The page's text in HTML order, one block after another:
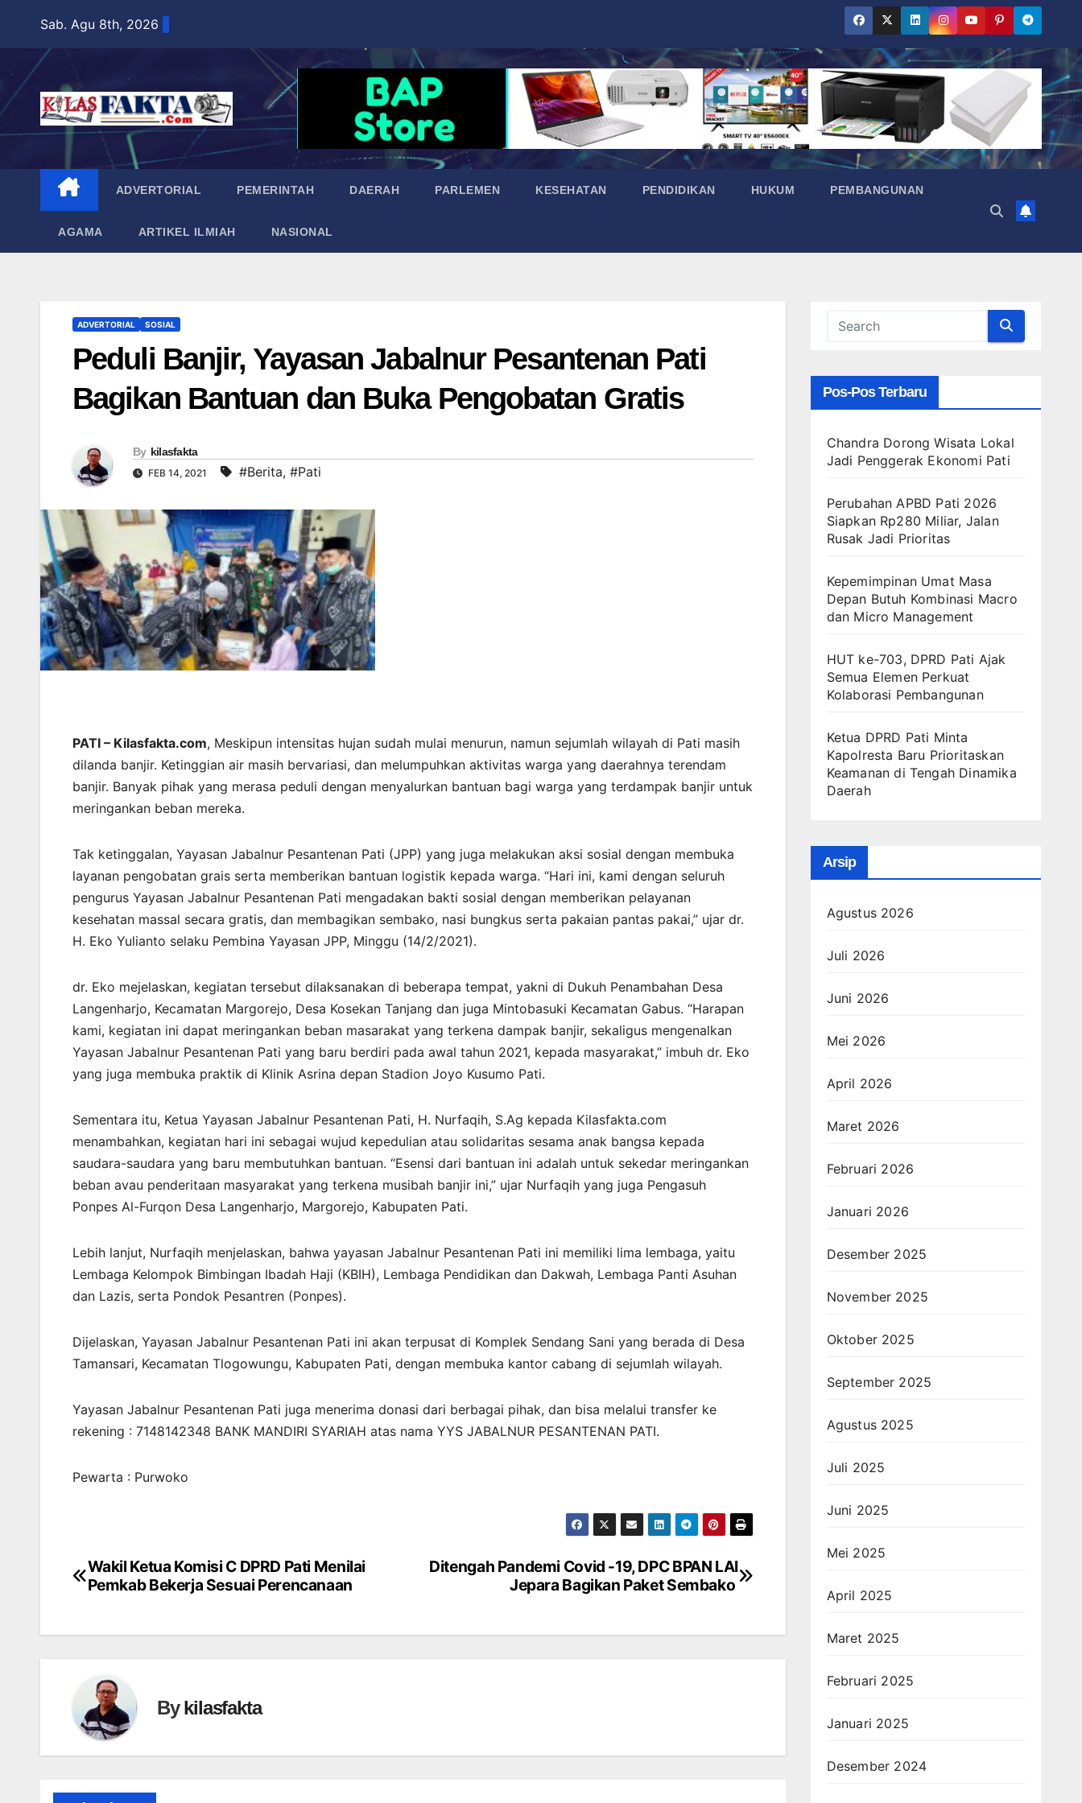
content
Sab. Agu 8th, 2026
ADVERTORIAL PEMERINTAH DAERAH PARLEMEN KESEHATAN PENDIDIKAN HUKUM PEMBANGUNAN
AGAMA ARTIKEL ILMIAH NASIONAL
ADVERTORIAL SOSIAL
Peduli Banjir, Yayasan Jabalnur Pesantenan Pati
Bagikan Bantuan dan Buka Pengobatan Gratis
By kilasfakta
FEB 14, 2021 #Berita, #Pati
PATI – Kilasfakta.com, Meskipun intensitas hujan sudah mulai menurun, namun sejumlah wilayah di Pati masih
dilanda banjir. Ketinggian air masih bervariasi, dan melumpuhkan aktivitas warga yang daerahnya terendam
banjir. Banyak pihak yang merasa peduli dengan menyalurkan bantuan bagi warga yang terdampak banjir untuk
meringankan beban mereka.
Tak ketinggalan, Yayasan Jabalnur Pesantenan Pati (JPP) yang juga melakukan aksi sosial dengan membuka
layanan pengobatan grais serta memberikan bantuan logistik kepada warga. “Hari ini, kami dengan seluruh
pengurus Yayasan Jabalnur Pesantenan Pati mengadakan bakti sosial dengan memberikan pelayanan
kesehatan massal secara gratis, dan membagikan sembako, nasi bungkus serta pakaian pantas pakai,” ujar dr.
H. Eko Yulianto selaku Pembina Yayasan JPP, Minggu (14/2/2021).
dr. Eko mejelaskan, kegiatan tersebut dilaksanakan di beberapa tempat, yakni di Dukuh Penambahan Desa
Langenharjo, Kecamatan Margorejo, Desa Kosekan Tanjang dan juga Mintobasuki Kecamatan Gabus. “Harapan
kami, kegiatan ini dapat meringankan beban masarakat yang terkena dampak banjir, sekaligus mengenalkan
Yayasan Jabalnur Pesantenan Pati yang baru berdiri pada awal tahun 2021, kepada masyarakat,” imbuh dr. Eko
yang juga membuka praktik di Klinik Asrina depan Stadion Joyo Kusumo Pati.
Sementara itu, Ketua Yayasan Jabalnur Pesantenan Pati, H. Nurfaqih, S.Ag kepada Kilasfakta.com
menambahkan, kegiatan hari ini sebagai wujud kepedulian atau solidaritas sesama anak bangsa kepada
saudara-saudara yang baru membutuhkan bantuan. “Esensi dari bantuan ini adalah untuk sekedar meringankan
beban avau penderitaan masyarakat yang terkena musibah banjir ini,” ujar Nurfaqih yang juga Pengasuh
Ponpes Al-Furqon Desa Langenharjo, Margorejo, Kabupaten Pati.
Lebih lanjut, Nurfaqih menjelaskan, bahwa yayasan Jabalnur Pesantenan Pati ini memiliki lima lembaga, yaitu
Lembaga Kelompok Bimbingan Ibadah Haji (KBIH), Lembaga Pendidikan dan Dakwah, Lembaga Panti Asuhan
dan Lazis, serta Pondok Pesantren (Ponpes).
Dijelaskan, Yayasan Jabalnur Pesantenan Pati ini akan terpusat di Komplek Sendang Sani yang berada di Desa
Tamansari, Kecamatan Tlogowungu, Kabupaten Pati, dengan membuka kantor cabang di sejumlah wilayah.
Yayasan Jabalnur Pesantenan Pati juga menerima donasi dari berbagai pihak, dan bisa melalui transfer ke
rekening : 7148142348 BANK MANDIRI SYARIAH atas nama YYS JABALNUR PESANTENAN PATI.
Pewarta : Purwoko
Navigasi
Ditengah Pandemi Covid -19, DPC BPAN LAI
Jepara Bagikan Paket Sembako
Wakil Ketua Komisi C DPRD Pati Menilai
Pemkab Bekerja Sesuai Perencanaan
Bykilasfakta
Pos-Pos Terbaru
Chandra Dorong Wisata Lokal
Jadi Penggerak Ekonomi Pati
Perubahan APBD Pati 2026
Siapkan Rp280 Miliar, Jalan
Rusak Jadi Prioritas
Kepemimpinan Umat Masa
Depan Butuh Kombinasi Macro
dan Micro Management
HUT ke-703, DPRD Pati Ajak
Semua Elemen Perkuat
Kolaborasi Pembangunan
Ketua DPRD Pati Minta
Kapolresta Baru Prioritaskan
Keamanan di Tengah Dinamika
Daerah
Arsip
Agustus 2026
Juli 2026
Juni 2026
Mei 2026
April 2026
Maret 2026
Februari 2026
Januari 2026
Desember 2025
November 2025
Oktober 2025
September 2025
Agustus 2025
Juli 2025
Juni 2025
Mei 2025
April 2025
Maret 2025
Februari 2025
Januari 2025
Desember 2024